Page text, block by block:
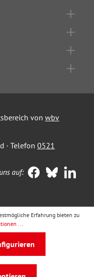
von wbv
· Telefon 0521
auf:
Erfahrung bieten zu
...